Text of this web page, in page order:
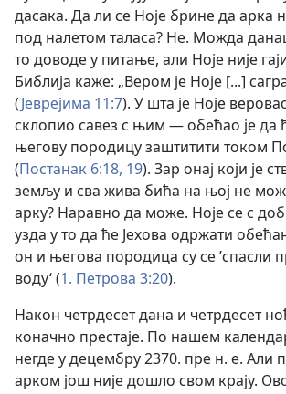
дасака. Да ли се Ноје брине да арка
под налетом таласа? Не. Можда
то доводе у питање, али Ноје није
Библија каже: „Вером је Ноје [...]
(Јеврејима 11:7). У шта је Ноје
склопио савез с њим — обећао је да
његову породицу заштитити током
(Постанак 6:18, 19). Зар онај који је
земљу и сва жива бића на њој не
арку? Наравно да може. Ноје се с
узда у то да ће Јехова одржати
он и његова породица су се ’спасли
воду‘ (1. Петрова 3:20).
Након четрдесет дана и четрдесет
коначно престаје. По нашем
негде у децембру 2370. пре н. е. Али
арком још није дошло свом крају.